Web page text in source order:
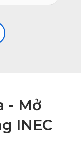
- Mở
INEC